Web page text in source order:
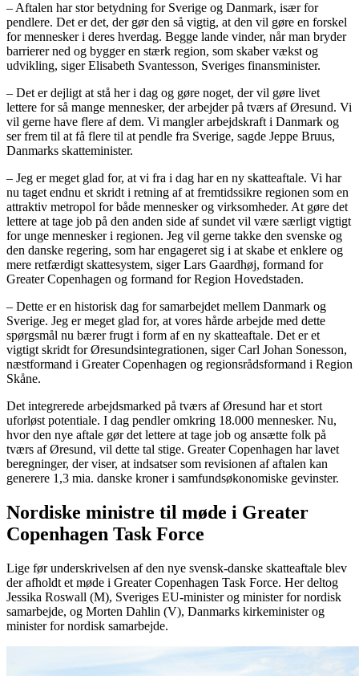
– Aftalen har stor betydning for Sverige og Danmark, især for
pendlere. Det er det, der gør den så vigtig, at den vil gøre en forskel
for mennesker i deres hverdag. Begge lande vinder, når man bryder
barrierer ned og bygger en stærk region, som skaber vækst og
udvikling, siger Elisabeth Svantesson, Sveriges finansminister.
– Det er dejligt at stå her i dag og gøre noget, der vil gøre livet
lettere for så mange mennesker, der arbejder på tværs af Øresund. Vi
vil gerne have flere af dem. Vi mangler arbejdskraft i Danmark og
ser frem til at få flere til at pendle fra Sverige, sagde Jeppe Bruus,
Danmarks skatteminister.
– Jeg er meget glad for, at vi fra i dag har en ny skatteaftale. Vi har
nu taget endnu et skridt i retning af at fremtidssikre regionen som en
attraktiv metropol for både mennesker og virksomheder. At gøre det
lettere at tage job på den anden side af sundet vil være særligt vigtigt
for unge mennesker i regionen. Jeg vil gerne takke den svenske og
den danske regering, som har engageret sig i at skabe et enklere og
mere retfærdigt skattesystem, siger Lars Gaardhøj, formand for
Greater Copenhagen og formand for Region Hovedstaden.
– Dette er en historisk dag for samarbejdet mellem Danmark og
Sverige. Jeg er meget glad for, at vores hårde arbejde med dette
spørgsmål nu bærer frugt i form af en ny skatteaftale. Det er et
vigtigt skridt for Øresundsintegrationen, siger Carl Johan Sonesson,
næstformand i Greater Copenhagen og regionsrådsformand i Region
Skåne.
Det integrerede arbejdsmarked på tværs af Øresund har et stort
uforløst potentiale. I dag pendler omkring 18.000 mennesker. Nu,
hvor den nye aftale gør det lettere at tage job og ansætte folk på
tværs af Øresund, vil dette tal stige. Greater Copenhagen har lavet
beregninger, der viser, at indsatser som revisionen af aftalen kan
generere 1,3 mia. danske kroner i samfundsøkonomiske gevinster.
Nordiske ministre til møde i Greater
Copenhagen Task Force
Lige før underskrivelsen af den nye svensk-danske skatteaftale blev
der afholdt et møde i Greater Copenhagen Task Force. Her deltog
Jessika Roswall (M), Sveriges EU-minister og minister for nordisk
samarbejde, og Morten Dahlin (V), Danmarks kirkeminister og
minister for nordisk samarbejde.